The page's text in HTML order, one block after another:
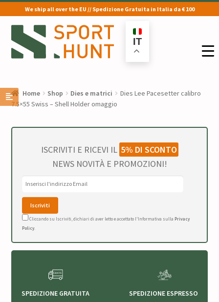
We ship all over the EU // Spedizione Gratuita in Italia da € 100
Vai
alla
navigazione
Vai
al
contenuto
IT
Home Shop Dies e matrici
Dies Lee Pacesetter calibro
7.5×55 Swiss – Shell Holder omaggio
ISCRIVITI E RICEVI IL 5% DI SCONTO
NEWS NOVITÀ E PROMOZIONI!
Cliccando su Iscriviti, dichiari di aver letto e accettato l'Informativa sulla Privacy
Policy.
SPEDIZIONE GRATUITA SPEDIZIONE ESPRESSO